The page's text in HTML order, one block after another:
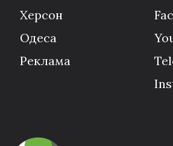
Херсон
Одеса
Реклама